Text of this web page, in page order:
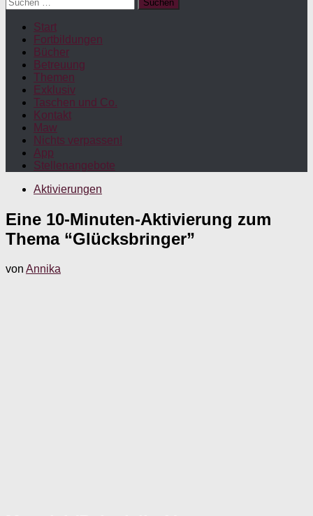
nach:
Start
Fortbildungen
Bücher
Betreuung
Themen
Exklusiv
Taschen und Co.
Kontakt
Maw
Nichts verpassen!
App
Stellenangebote
Aktivierungen
Eine 10-Minuten-Aktivierung zum
Thema “Glücksbringer”
von Annika